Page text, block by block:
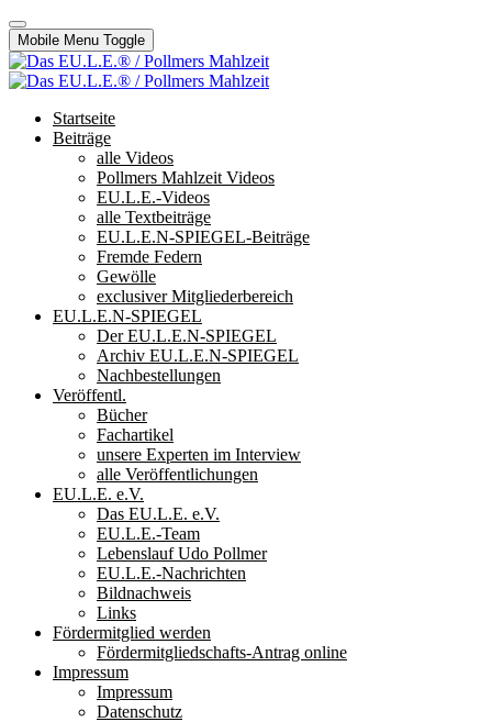
Mobile Menu Toggle
Startseite
Beiträge
alle Videos
Pollmers Mahlzeit Videos
EU.L.E.-Videos
alle Textbeiträge
EU.L.E.N-SPIEGEL-Beiträge
Fremde Federn
Gewölle
exclusiver Mitgliederbereich
EU.L.E.N-SPIEGEL
Der EU.L.E.N-SPIEGEL
Archiv EU.L.E.N-SPIEGEL
Nachbestellungen
Veröffentl.
Bücher
Fachartikel
unsere Experten im Interview
alle Veröffentlichungen
EU.L.E. e.V.
Das EU.L.E. e.V.
EU.L.E.-Team
Lebenslauf Udo Pollmer
EU.L.E.-Nachrichten
Bildnachweis
Links
Fördermitglied werden
Fördermitgliedschafts-Antrag online
Impressum
Impressum
Datenschutz